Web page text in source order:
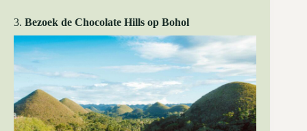
3. Bezoek de Chocolate Hills op Bohol